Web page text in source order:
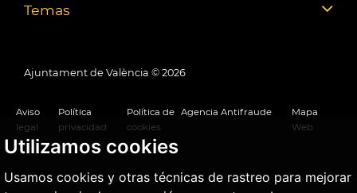
Utilizamos cookies
Usamos cookies y otras técnicas de rastreo para mejorar
Temas
Ajuntament de València © 2026
Aviso
legal
Política
privacidad
Política de
cookies
Agencia Antifraude
Mapa
Web